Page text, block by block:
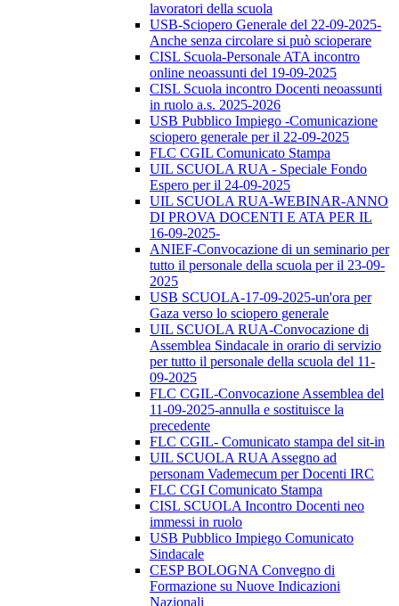
lavoratori della scuola
USB-Sciopero Generale del 22-09-2025-
Anche senza circolare si può scioperare
CISL Scuola-Personale ATA incontro
online neoassunti del 19-09-2025
CISL Scuola incontro Docenti neoassunti
in ruolo a.s. 2025-2026
USB Pubblico Impiego -Comunicazione
sciopero generale per il 22-09-2025
FLC CGIL Comunicato Stampa
UIL SCUOLA RUA - Speciale Fondo
Espero per il 24-09-2025
UIL SCUOLA RUA-WEBINAR-ANNO
DI PROVA DOCENTI E ATA PER IL
16-09-2025-
ANIEF-Convocazione di un seminario per
tutto il personale della scuola per il 23-09-
2025
USB SCUOLA-17-09-2025-un'ora per
Gaza verso lo sciopero generale
UIL SCUOLA RUA-Convocazione di
Assemblea Sindacale in orario di servizio
per tutto il personale della scuola del 11-
09-2025
FLC CGIL-Convocazione Assemblea del
11-09-2025-annulla e sostituisce la
precedente
FLC CGIL- Comunicato stampa del sit-in
UIL SCUOLA RUA Assegno ad
personam Vademecum per Docenti IRC
FLC CGI Comunicato Stampa
CISL SCUOLA Incontro Docenti neo
immessi in ruolo
USB Pubblico Impiego Comunicato
Sindacale
CESP BOLOGNA Convegno di
Formazione su Nuove Indicazioni
Nazionali